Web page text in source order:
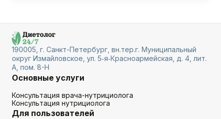
190005, г. Санкт-Петербург, вн.тер.г. Муниципальный
округ Измайловское, ул. 5‑я‑Красноармейская, д. 4, лит.
А, пом. 8-Н
Основные услуги
Консультация врача-нутрициолога
Консультация нутрициолога
Для пользователей